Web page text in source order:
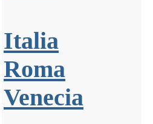
Italia
Roma
Venecia